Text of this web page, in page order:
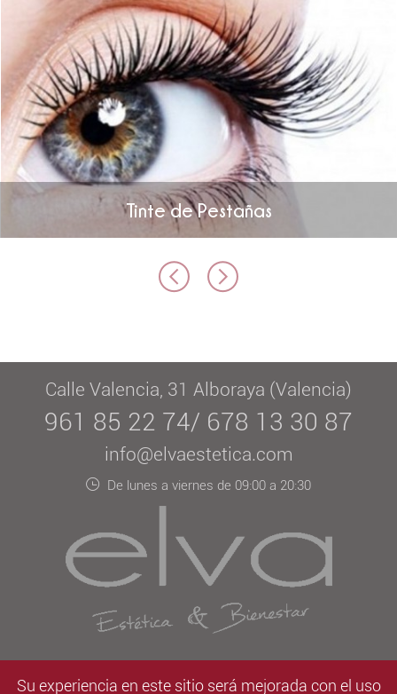
Tinte de Pestañas
Calle Valencia, 31 Alboraya (Valencia)
961 85 22 74/ 678 13 30 87
info@elvaestetica.com
De lunes a viernes de 09:00 a 20:30
Su experiencia en este sitio será mejorada con el uso